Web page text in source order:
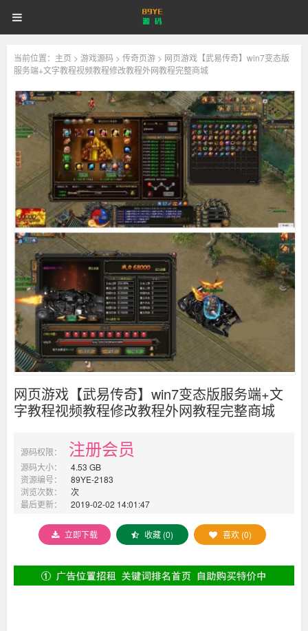
89YE
源
码
89YE 首页
商业源码 破解软件 视频教程 更多
当前位置： 主页 > 游戏源码 > 传奇页游 > 网页游戏【武易传奇】win7变态版
服务端+文字教程视频教程修改教程外网教程完整商城
网页游戏【武易传奇】win7变态版服务端+文
字教程视频教程修改教程外网教程完整商城
源码权限： 注册会员
源码大小：
4.53 GB
资源编号：
89YE-2183
浏览次数：
次
最后更新：
2019-02-02 14:01:47
立即下载 收藏 (0) 喜欢 (0)